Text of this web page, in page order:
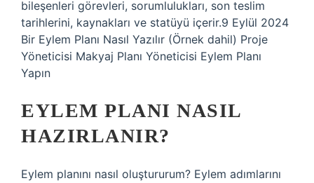
bileşenleri görevleri, sorumlulukları, son teslim
tarihlerini, kaynakları ve statüyü içerir.9 Eylül 2024
Bir Eylem Planı Nasıl Yazılır (Örnek dahil) Proje
Yöneticisi Makyaj Planı Yöneticisi Eylem Planı
Yapın
EYLEM PLANI NASIL
HAZIRLANIR?
Eylem planını nasıl oluştururum? Eylem adımlarını